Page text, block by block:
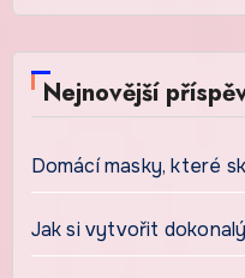
Nejnovější
Domácí masky, které
Jak si vytvořit